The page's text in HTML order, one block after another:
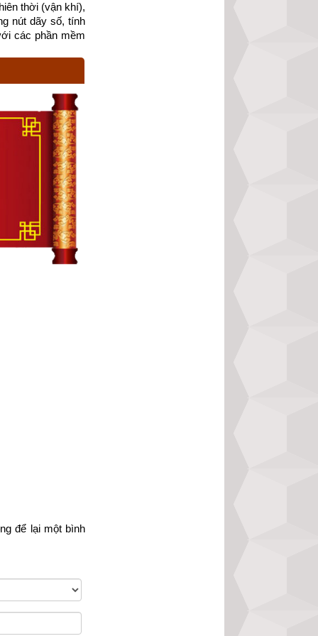
– Cung phi là
(Số 2), Càn
Nam. Tránh
4), Ly (Số 9)
vợ chồng của
có mệnh bát
thời (vận khí),
nút dãy số, tính
các phần mềm
để lại một bình